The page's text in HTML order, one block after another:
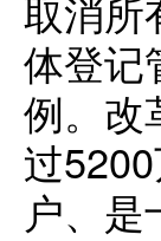
取消所
体登记
例。改
过
户、